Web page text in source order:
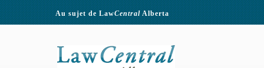
Au sujet de LawCentralAlberta